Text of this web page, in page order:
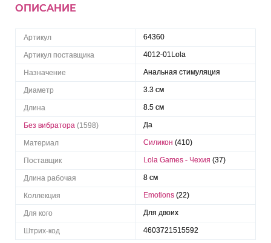
ОПИСАНИЕ
Артикул 64360
Артикул поставщика 4012-01Lola
Назначение Анальная стимуляция
Диаметр 3.3 см
Длина 8.5 см
Без вибратора (1598) Да
Материал Силикон (410)
Поставщик Lola Games - Чехия (37)
Длина рабочая 8 см
Коллекция Emotions (22)
Для кого Для двоих
Штрих-код 4603721515592